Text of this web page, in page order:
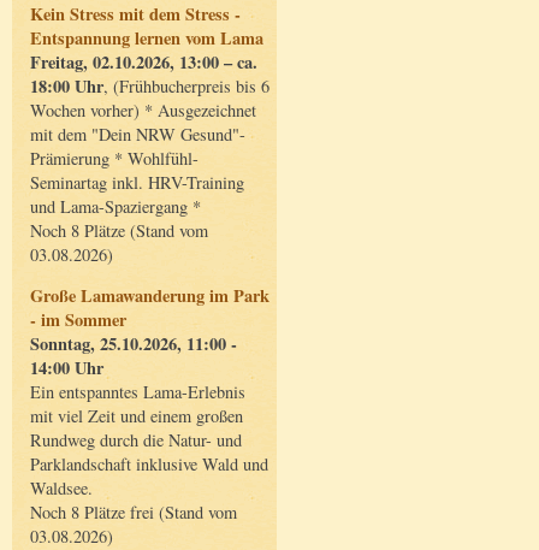
Kein Stress mit dem Stress -
Entspannung lernen vom Lama
Freitag, 02.10.2026, 13:00 – ca.
18:00 Uhr, (Frühbucherpreis bis 6
Wochen vorher) * Ausgezeichnet
mit dem "Dein NRW Gesund"-
Prämierung * Wohlfühl-
Seminartag inkl. HRV-Training
und Lama-Spaziergang *
Noch 8 Plätze (Stand vom
03.08.2026)
Große Lamawanderung im Park
- im Sommer
Sonntag, 25.10.2026, 11:00 -
14:00 Uhr
Ein entspanntes Lama-Erlebnis
mit viel Zeit und einem großen
Rundweg durch die Natur- und
Parklandschaft inklusive Wald und
Waldsee.
Noch 8 Plätze frei (Stand vom
03.08.2026)